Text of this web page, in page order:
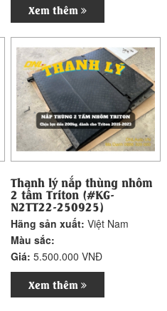
Xem thêm
Thanh lý nắp thùng nhôm
2 tấm Triton (#KG-
N2TT22-250925)
Hãng sản xuất:Việt Nam
Màu sắc:
Giá:5.500.000 VNĐ
Xem thêm